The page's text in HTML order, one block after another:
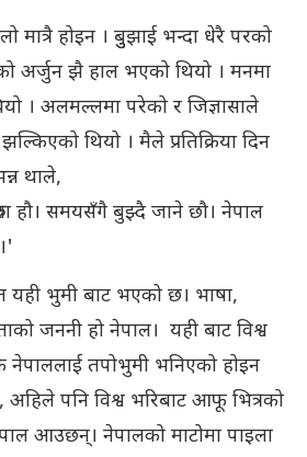
मात्रै होइन । बुुझाई भन्दा धेरै परको
अर्जुन झै हाल भएको थियो । मनमा
। अलमल्लमा परेको र जिज्ञासाले
थियो । मैले प्रतिक्रिया दिन
थाले,
हौ। समयसँगै बुझ्दै जाने छौ। नेपाल
यही भुमी बाट भएको छ। भाषा,
जननी हो नेपाल। यही बाट विश्व
तपोभुमी भनिएको होइन
अहिले पनि विश्व भरिबाट आफू भित्रको
आउछन्। नेपालको माटोमा पाइला